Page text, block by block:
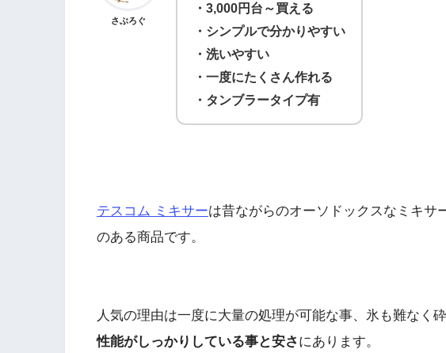
さぶろぐ
・3,000円台～買える
・シンプルで分かりやすい
・洗いやすい
・一度にたくさん作れる
・タンブラータイプ有
テスコム ミキサーは昔ながらのオーソドックスなミキサ
のある商品です。
人気の理由は一度に大量の処理が可能な事、氷も難なく
性能がしっかりしている事と安さ にあります。